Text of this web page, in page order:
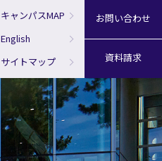
キャンパスMAP
English
サイトマップ
お問い合わせ
資料請求